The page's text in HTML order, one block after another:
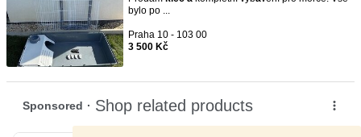
bylo po ...
Praha 10 - 103 00
3 500 Kč